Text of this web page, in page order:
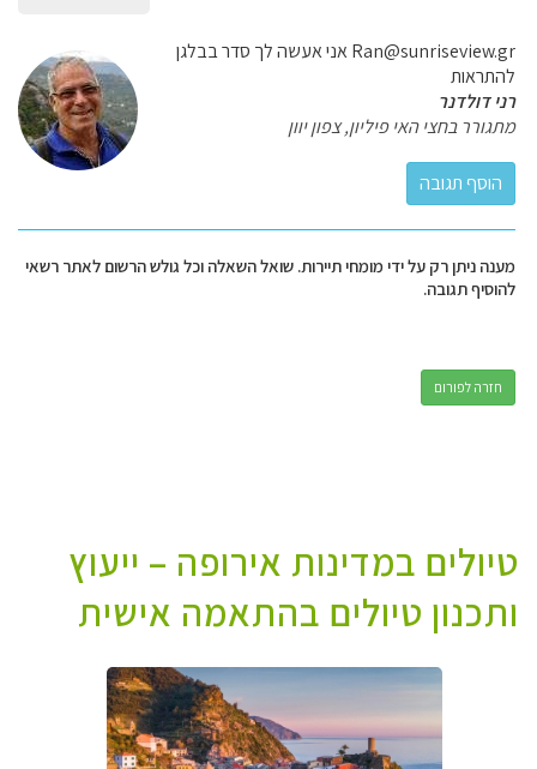
Ran@sunriseview.gr אני אעשה לך סדר בבלגן
להתראות
רני דולדנר
מתגורר בחצי האי פיליון, צפון יוון
מענה ניתן רק על ידי מומחי תיירות. שואל השאלה וכל גולש הרשום לאתר רשאי
להוסיף תגובה.
חזרה לפורום
טיולים במדינות אירופה – ייעוץ
ותכנון טיולים בהתאמה אישית